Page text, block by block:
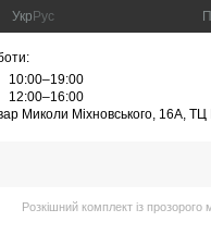
Укр Рус
10:00–19:00
12:00–16:00
Миколи Міхновського, 16А,
Розкішний комплект із